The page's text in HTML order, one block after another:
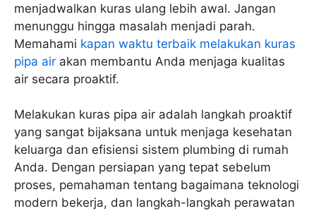
menjadwalkan kuras ulang lebih awal. Jangan
menunggu hingga masalah menjadi parah.
Memahami kapan waktu terbaik melakukan kuras
pipa air akan membantu Anda menjaga kualitas
air secara proaktif.
Melakukan kuras pipa air adalah langkah proaktif
yang sangat bijaksana untuk menjaga kesehatan
keluarga dan efisiensi sistem plumbing di rumah
Anda. Dengan persiapan yang tepat sebelum
proses, pemahaman tentang bagaimana teknologi
modern bekerja, dan langkah-langkah perawatan